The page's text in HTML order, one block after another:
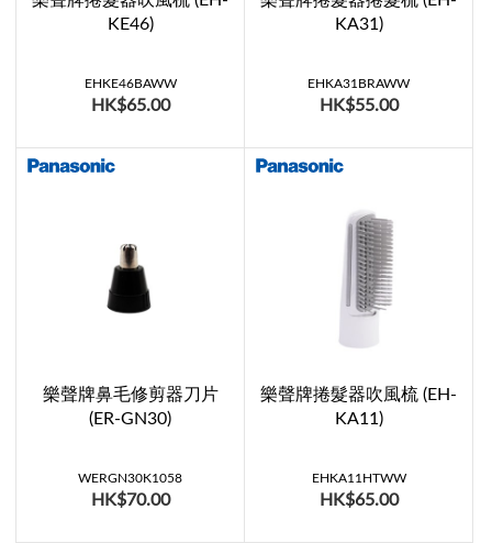
KE46)
EHKE46BAWW
HK$65.00
KA31)
EHKA31BRAWW
HK$55.00
樂聲牌鼻毛修剪器刀片
(ER-GN30)
WERGN30K1058
HK$70.00
樂聲牌捲髮器吹風梳 (EH-
KA11)
EHKA11HTWW
HK$65.00